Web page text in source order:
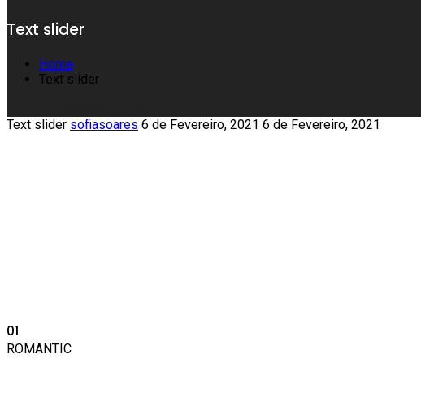
Text slider
Home
Text slider
Text slider sofiasoares 6 de Fevereiro, 2021 6 de Fevereiro, 2021
01
ROMANTIC